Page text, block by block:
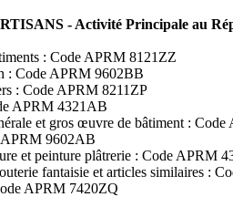
- Activité Principale au
: Code APRM 8121ZZ
: Code APRM 9602BB
: Code APRM 8211ZP
APRM 4321AB
et gros œuvre de bâtiment :
APRM 9602AB
et peinture plâtrerie : Code APRM
fantaisie et articles similaires :
APRM 7420ZQ